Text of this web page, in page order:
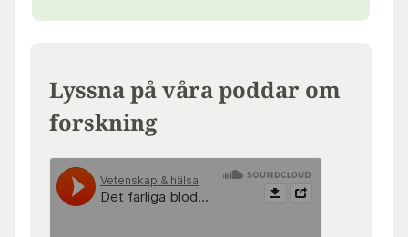
Lyssna på våra poddar om
forskning